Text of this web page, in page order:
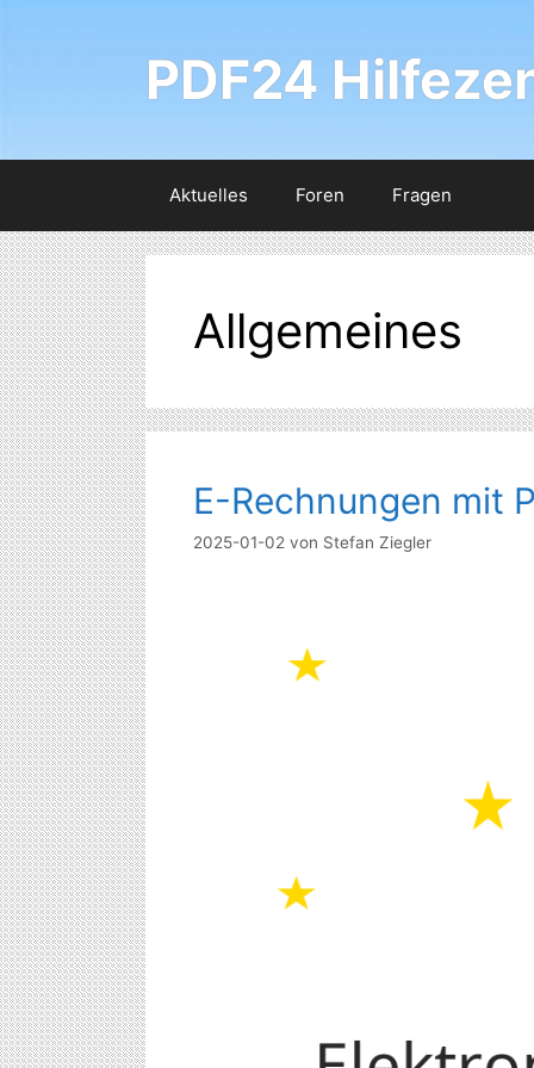
PDF24
Aktuelles Foren Fragen
Allgemeines
E-Rechnungen mit
2025-01-02 von Stefan Ziegler